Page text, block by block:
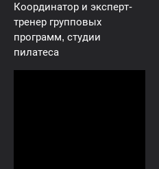
Координатор и эксперт-
тренер групповых
программ, студии
пилатеса